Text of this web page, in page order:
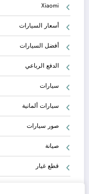
Xiaomi
أسعار السيارات
أفضل السيارات
الدفع الرباعي
سيارات
سيارات ألمانية
صور سيارات
صيانة
قطع غيار